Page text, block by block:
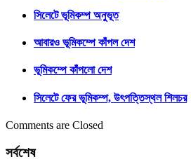
সিলেটে ভূমিকম্প অনুভূত
আবারও ভূমিকম্পে কাঁপল দেশ
ভূমিকম্পে কাঁপলো দেশ
সিলেটে ফের ভূমিকম্প, উৎপত্তিস্থল শিলচর
Comments are Closed
সর্বশেষ